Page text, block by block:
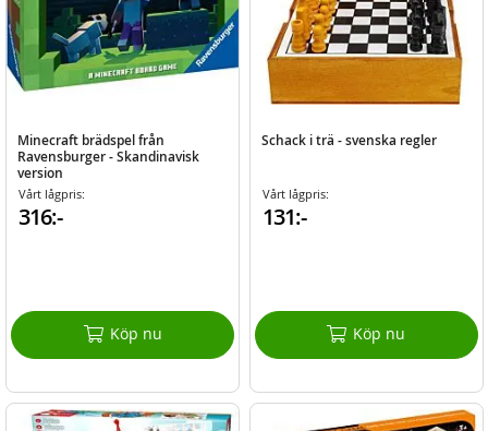
Minecraft brädspel från
Ravensburger - Skandinavisk
version
Vårt lågpris:
316:-
Köp nu
Schack i trä - svenska regler
Vårt lågpris:
131:-
Köp nu